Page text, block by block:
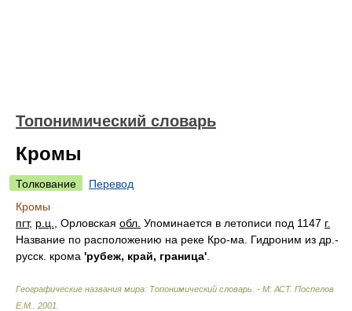
Топонимический словарь
Кромы
Толкование
Перевод
Кромы
пгт, р.ц. , Орловская обл. Упоминается в летописи под 1147 г.
Название по расположению на реке Кро-ма. Гидроним из др.-
русск. крома 'рубеж, край, граница'
Географические названия мира: Топонимический словарь. - М: АСТ. Поспелов
Е.М.
2001